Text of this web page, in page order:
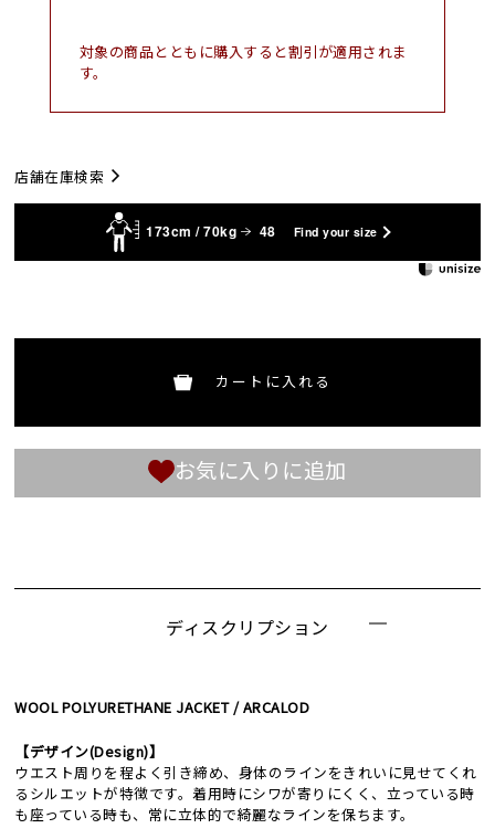
対象の商品とともに購入すると割引が適用されま
す。
店舗在庫検索
173cm / 70kg 48 Find your size
カートに入れる
お気に入りに追加
ディスクリプション
WOOL POLYURETHANE JACKET / ARCALOD
【デザイン(Design)】
ウエスト周りを程よく引き締め、身体のラインをきれいに見せてくれ
るシルエットが特徴です。着用時にシワが寄りにくく、立っている時
も座っている時も、常に立体的で綺麗なラインを保ちます。